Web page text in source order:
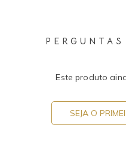
Este produto
SEJA O